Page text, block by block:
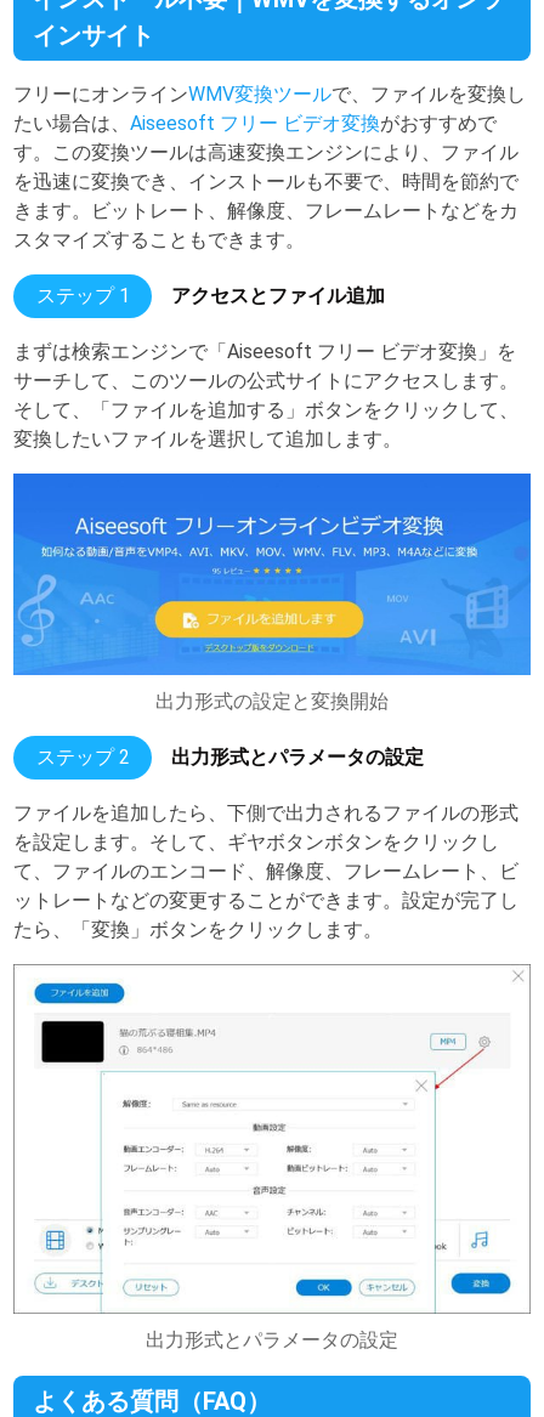
インサイト
フリーにオンラインWMV変換ツールで、ファイルを変換し
たい場合は、Aiseesoft フリー ビデオ変換がおすすめで
す。この変換ツールは高速変換エンジンにより、ファイル
を迅速に変換でき、インストールも不要で、時間を節約で
きます。ビットレート、解像度、フレームレートなどをカ
スタマイズすることもできます。
ステップ 1 アクセスとファイル追加
まずは検索エンジンで「Aiseesoft フリー ビデオ変換」を
サーチして、このツールの公式サイトにアクセスします。
そして、「ファイルを追加する」ボタンをクリックして、
変換したいファイルを選択して追加します。
出力形式の設定と変換開始
ステップ 2 出力形式とパラメータの設定
ファイルを追加したら、下側で出力されるファイルの形式
を設定します。そして、ギヤボタンボタンをクリックし
て、ファイルのエンコード、解像度、フレームレート、ビ
ットレートなどの変更することができます。設定が完了し
たら、「変換」ボタンをクリックします。
出力形式とパラメータの設定
よくある質問（FAQ）